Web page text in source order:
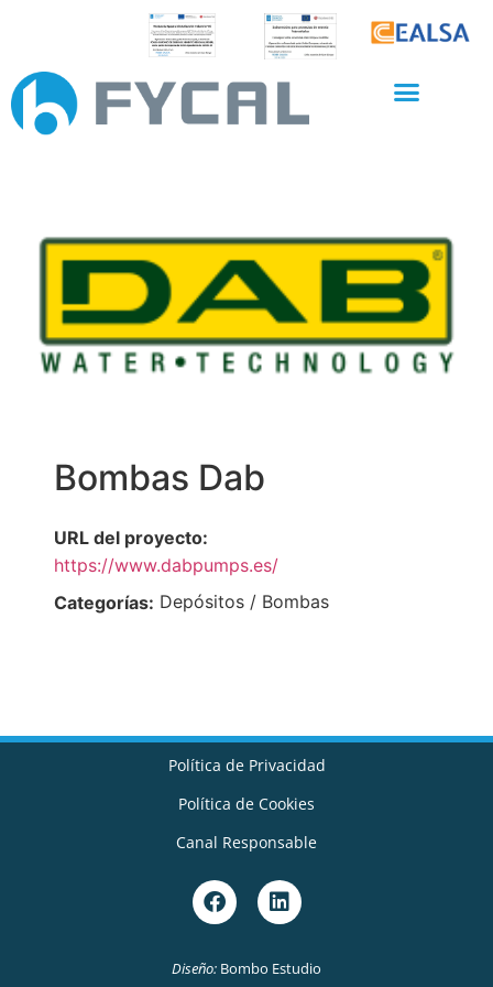
Bombas Dab
URL del proyecto:
https://www.dabpumps.es/
Categorías: Depósitos / Bombas
Política de Privacidad
Política de Cookies
Canal Responsable
Diseño: Bombo Estudio